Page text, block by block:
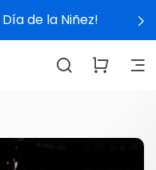
de la Niñez!